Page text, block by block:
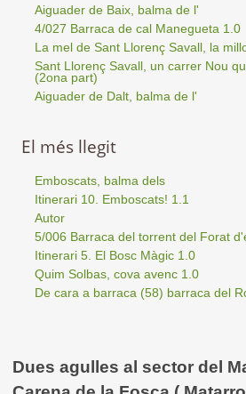
Aiguader de Baix, balma de l'
4/027 Barraca de cal Manegueta 1.0
La mel de Sant Llorenç Savall, la
Sant Llorenç Savall, un carrer Nou
(2ona part)
Aiguader de Dalt, balma de l'
El més llegit
Emboscats, balma dels
Itinerari 10. Emboscats! 1.1
Autor
5/006 Barraca del torrent del Forat
Itinerari 5. El Bosc Màgic 1.0
Quim Solbas, cova avenc 1.0
De cara a barraca (58) barraca del
Dues agulles al sector del